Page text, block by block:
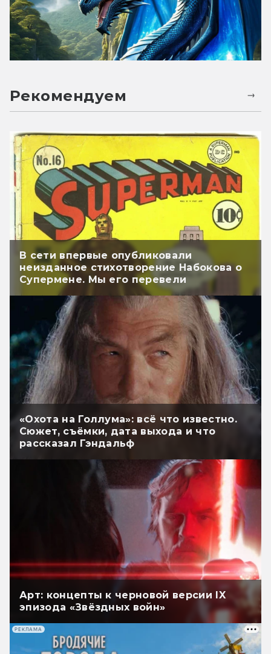
Рекомендуем
В сети впервые опубликовали
неизданное стихотворение Набокова о
Супермене. Мы его перевели
«Охота на Голлума»: всё что известно.
Сюжет, съёмки, дата выхода и что
рассказал Гэндальф
Арт: концепты к черновой версии IX
эпизода «Звёздных войн»
РЕКЛАМА